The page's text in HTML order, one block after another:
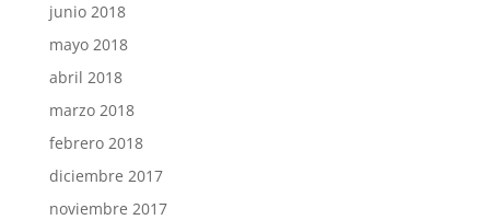
junio 2018
mayo 2018
abril 2018
marzo 2018
febrero 2018
diciembre 2017
noviembre 2017